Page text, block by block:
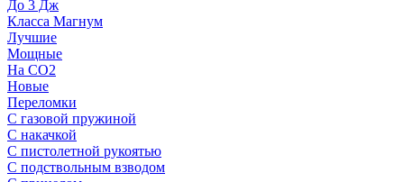
До 3 Дж
Класса Магнум
Лучшие
Мощные
На CO2
Новые
Переломки
С газовой пружиной
С накачкой
С пистолетной рукоятью
С подствольным взводом